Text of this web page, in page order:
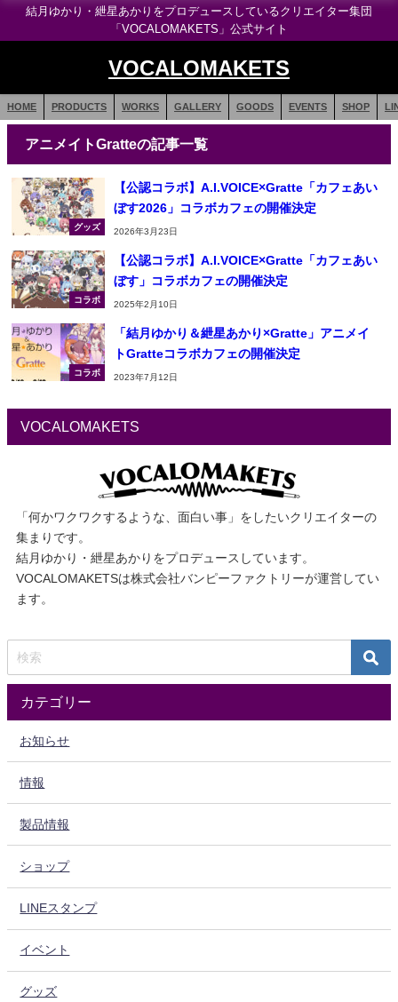
結月ゆかり・紲星あかりをプロデュースしているクリエイター集団
「VOCALOMAKETS」公式サイト
VOCALOMAKETS
HOME PRODUCTS WORKS GALLERY GOODS EVENTS SHOP
アニメイトGratteの記事一覧
グッズ
【公認コラボ】A.I.VOICE×Gratte「カフェあい
ぼす2026」コラボカフェの開催決定
2026年3月23日
コラボ
【公認コラボ】A.I.VOICE×Gratte「カフェあい
ぼす」コラボカフェの開催決定
2025年2月10日
コラボ
「結月ゆかり＆紲星あかり×Gratte」アニメイ
トGratteコラボカフェの開催決定
2023年7月12日
VOCALOMAKETS
「何かワクワクするような、面白い事」をしたいクリエイターの
集まりです。
結月ゆかり・紲星あかりをプロデュースしています。
VOCALOMAKETSは株式会社バンピーファクトリーが運営してい
ます。
カテゴリー
お知らせ
情報
製品情報
ショップ
LINEスタンプ
イベント
グッズ